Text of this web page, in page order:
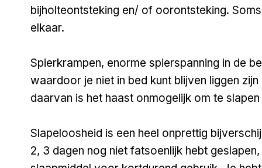
bijholteontsteking en/ of oorontsteking.
elkaar.
Spierkrampen, enorme spierspanning in de
waardoor je niet in bed kunt blijven liggen
daarvan is het haast onmogelijk om te slapen
Slapeloosheid is een heel onprettig
2, 3 dagen nog niet fatsoenlijk hebt